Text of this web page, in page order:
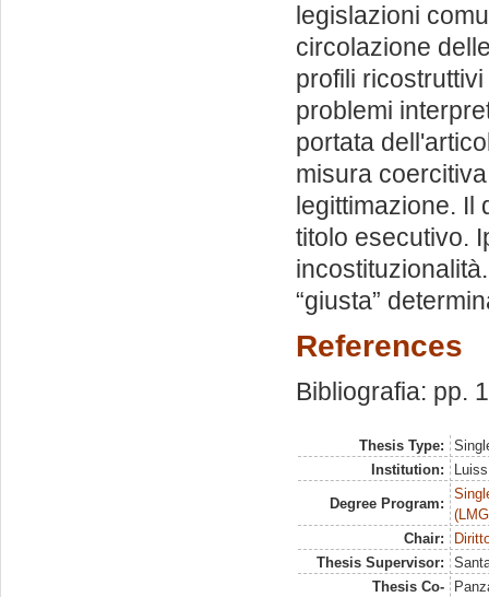
legislazioni
circolazione
profili
problemi
portata
misura
legittimazione. Il
titolo esecutivo.
“giusta”
References
Bibliografia: pp.
Thesis Type:
Institution:
Degree Program:
Chair:
Thesis Supervisor:
Thesis Co-